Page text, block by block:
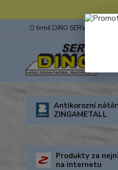
O firmě DINO SERVIS s.r.o.
Antikorozní
ZINGAMETALL
Produkty za
na internetu